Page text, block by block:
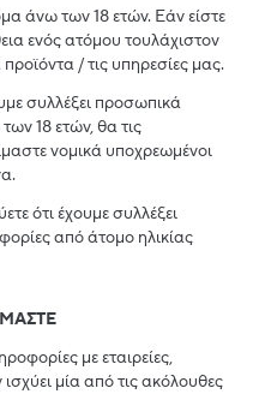
άνω των 18 ετών. Εάν είστε
ενός ατόμου τουλάχιστον
/ τις υπηρεσίες μας.
συλλέξει προσωπικά
18 ετών, θα τις
νομικά υποχρεωμένοι
ότι έχουμε συλλέξει
από άτομο ηλικίας
με εταιρείες,
μία από τις ακόλουθες